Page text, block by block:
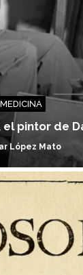
MEDICINA
el pintor de
López Mato